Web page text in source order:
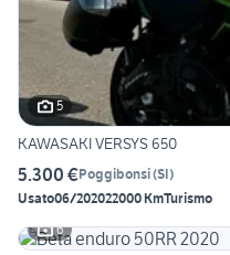
5
KAWASAKI VERSYS 650
5.300 €Poggibonsi(SI)
Usato06/202022000 KmTurismo
6